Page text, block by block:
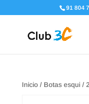
91 804
Inicio/ Botas esqui/